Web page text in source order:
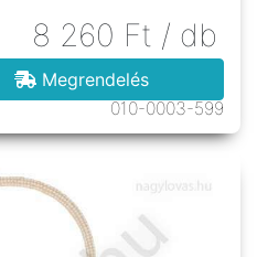
8 260 Ft / db
Megrendelés
010-0003-599